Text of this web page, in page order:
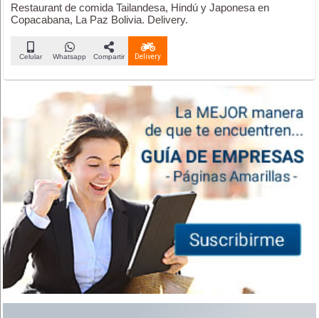
Restaurant de comida Tailandesa, Hindú y Japonesa en
Copacabana, La Paz Bolivia. Delivery.
Celular Whatsapp Compartir Delivery